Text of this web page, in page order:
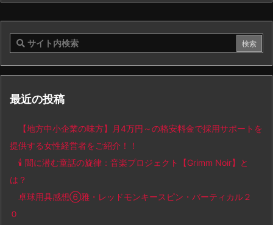
最近の投稿
【地方中小企業の味方】月4万円～の格安料金で採用サポートを
提供する女性経営者をご紹介！！
🕯️ 闇に潜む童話の旋律：音楽プロジェクト【Grimm Noir】と
は？
卓球用具感想⑥雅・レッドモンキースピン・バーティカル２
０